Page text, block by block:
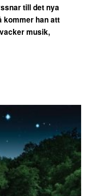
till det nya
kommer han att
musik,